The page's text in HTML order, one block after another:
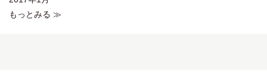
もっとみる ≫